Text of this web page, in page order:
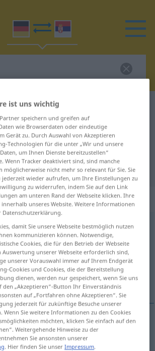
Wörterbuch
Übersetzung für
Übersetzung
: männlich, maskulin
Übersetzungen
Übersetzung anklicken/antippen)
ist uns wichtig
speichern und greifen auf
wie Browserdaten oder eindeutige
Gerät zu. Durch Auswahl von Akzeptieren
Technologien für die unter „Wir und unsere
um Ihnen Dienste bereitzustellen“
Wenn Tracker deaktiviert sind, sind manche
möglicherweise nicht mehr so relevant für Sie. Sie
jederzeit wieder aufrufen, um Ihre Einstellungen zu
zu widerrufen, indem Sie auf den Link
am unteren Rand der Webseite klicken. Ihre
unseres Website. Weitere Informationen
Datenschutzerklärung.
damit Sie unsere Webseite bestmöglich nutzen
kommunizieren können. Notwendige,
Cookies, die für den Betrieb der Webseite
Auswertung unserer Webseite erforderlich sind,
unserer Vorauswahl immer auf Ihrem Endgerät
Cookies und Cookies, die der Bereitstellung
dienen, werden nur gespeichert, wenn Sie uns
den „Akzeptieren“-Button Ihr Einverständnis
auf „Fortfahren ohne Akzeptieren“. Sie
jederzeit für zukünftige Besuche unserer
Wenn Sie weitere Informationen zu den Cookies
möchten, klicken Sie einfach auf den
Weitergehende Hinweise zu der
Sie ansonsten unserer
. Hier finden Sie unserImpressum.